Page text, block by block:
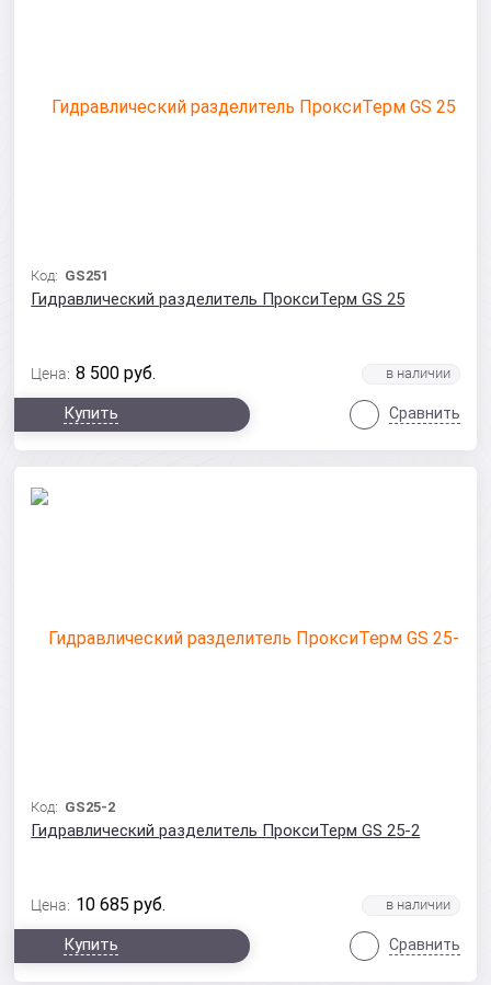
Код: GS251
Гидравлический разделитель ПроксиТерм GS 25
Цена: 8 500 руб.
Купить Сравнить
Код: GS25-2
Гидравлический разделитель ПроксиТерм GS 25-2
Цена: 10 685 руб.
Купить Сравнить